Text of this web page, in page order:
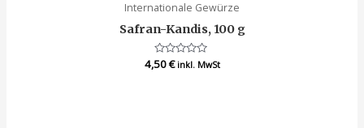
Internationale Gewürze
Safran-Kandis, 100 g
Bewertet
4,50€ inkl. MwSt